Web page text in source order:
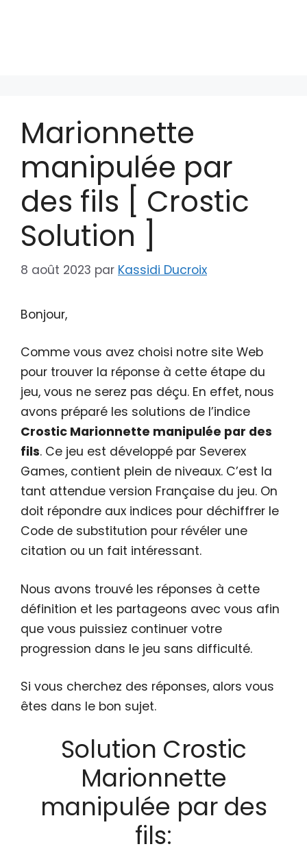
Marionnette
manipulée par
des fils [ Crostic
Solution ]
8 août 2023 par Kassidi Ducroix
Bonjour,
Comme vous avez choisi notre site Web
pour trouver la réponse à cette étape du
jeu, vous ne serez pas déçu. En effet, nous
avons préparé les solutions de l’indice
Crostic Marionnette manipulée par des
fils. Ce jeu est développé par Severex
Games, contient plein de niveaux. C’est la
tant attendue version Française du jeu. On
doit répondre aux indices pour déchiffrer le
Code de substitution pour révéler une
citation ou un fait intéressant.
Nous avons trouvé les réponses à cette
définition et les partageons avec vous afin
que vous puissiez continuer votre
progression dans le jeu sans difficulté.
Si vous cherchez des réponses, alors vous
êtes dans le bon sujet.
Solution Crostic
Marionnette
manipulée par des
fils: